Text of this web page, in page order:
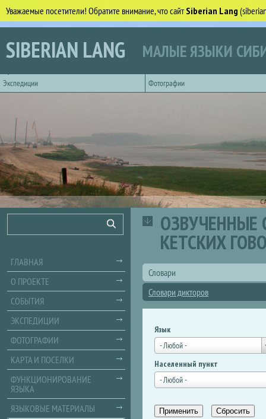
Уважаемые посетители! Обратите внимание, что сайтSiberian Lang
Перейти к основному содержанию
SIBERIAN LANG МАЛЫЕ ЯЗЫКИ
Экспедиции
Фотографии
ОЗВУЧЕННЫЕ
КЕТСКИХ
Словари
Словари дикторов
Язык
- Любой -
Населенный пункт
- Любой -
Поиск
ГЛАВНАЯ
О ПРОЕКТЕ
СОБЫТИЯ
ЭКСПЕДИЦИИ
ФОТОГРАФИИ
КАРТА И ПОСЕЛКИ
ФУНКЦИОНИРОВАНИЕ
ЯЗЫКА
ЯЗЫКОВЫЕ МАТЕРИАЛЫ